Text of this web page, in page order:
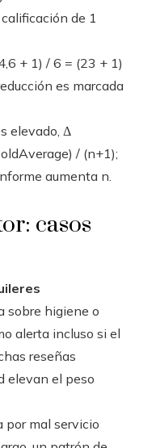
de 1
+ 1) / 6 = (23 + 1)
es marcada
elevado, Δ
/ (n+1);
aumenta n.
casos
sobre higiene o
alerta incluso si el
reseñas
elevan el peso
por mal servicio